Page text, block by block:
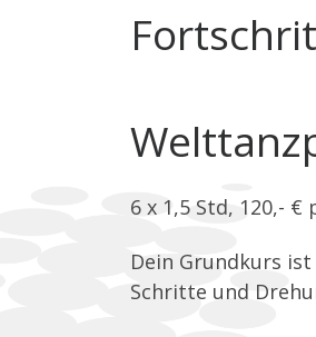
6 x 1,5 Std, 120,- €
Dein Grundkurs
Schritte und